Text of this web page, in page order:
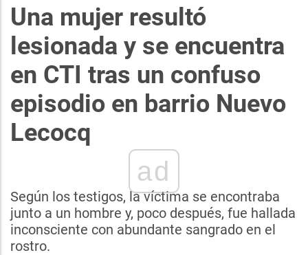
Una mujer resultó
lesionada y se encuentra
en CTI tras un confuso
episodio en barrio Nuevo
Lecocq
ad
Según los testigos, la víctima se encontraba
junto a un hombre y, poco después, fue hallada
inconsciente con abundante sangrado en el
rostro.